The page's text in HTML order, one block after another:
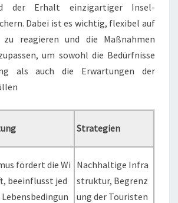
der Erhalt einzigartiger Insel-
Dabei ist es wichtig, flexibel auf
zu reagieren und die Maßnahmen
um sowohl die Bedürfnisse
als auch die Erwartungen der
Strategien
fördert die Wi
beeinflusst jed
Lebensbedingun
Nachhaltige Infra
struktur, Begrenz
ung der Touristen